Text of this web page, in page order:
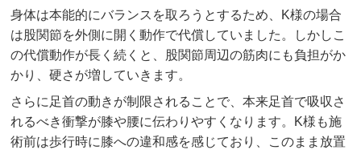
身体は本能的にバランスを取ろうとするため、K様の場合
は股関節を外側に開く動作で代償していました。しかしこ
の代償動作が長く続くと、股関節周辺の筋肉にも負担がか
かり、硬さが増していきます。
さらに足首の動きが制限されることで、本来足首で吸収さ
れるべき衝撃が膝や腰に伝わりやすくなります。K様も施
術前は歩行時に膝への違和感を感じており、このまま放置